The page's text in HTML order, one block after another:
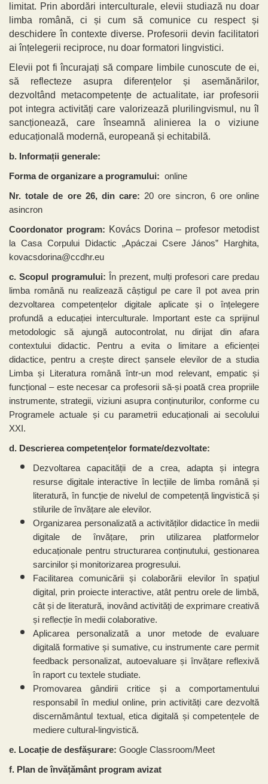
limitat. Prin abordări interculturale, elevii studiază nu doar
limba română, ci și cum să comunice cu respect și
deschidere în contexte diverse. Profesorii devin facilitatori
ai înțelegerii reciproce, nu doar formatori lingvistici.
Elevii pot fi încurajați să compare limbile cunoscute de ei,
să reflecteze asupra diferențelor și asemănărilor,
dezvoltând metacompetențe de actualitate, iar profesorii
pot integra activități care valorizează plurilingvismul, nu îl
sancționează, care înseamnă alinierea la o viziune
educațională modernă, europeană și echitabilă.
b. Informații generale:
Forma de organizare a programului: online
Nr. totale de ore 26, din care: 20 ore sincron, 6 ore online
asincron
Coordonator program: Kovács Dorina – profesor metodist
la Casa Corpului Didactic „Apáczai Csere János” Harghita,
kovacsdorina@ccdhr.eu
c. Scopul programului: În prezent, mulți profesori care predau
limba română nu realizează câștigul pe care îl pot avea prin
dezvoltarea competențelor digitale aplicate și o înțelegere
profundă a educației interculturale. Important este ca sprijinul
metodologic să ajungă autocontrolat, nu dirijat din afara
contextului didactic. Pentru a evita o limitare a eficienței
didactice, pentru a crește direct șansele elevilor de a studia
Limba și Literatura română într-un mod relevant, empatic și
funcțional – este necesar ca profesorii să-și poată crea propriile
instrumente, strategii, viziuni asupra conținuturilor, conforme cu
Programele actuale și cu parametrii educaționali ai secolului
XXI.
d. Descrierea competențelor formate/dezvoltate:
Dezvoltarea capacității de a crea, adapta și integra
resurse digitale interactive în lecțiile de limba română și
literatură, în funcție de nivelul de competență lingvistică și
stilurile de învățare ale elevilor.
Organizarea personalizată a activităților didactice în medii
digitale de învățare, prin utilizarea platformelor
educaționale pentru structurarea conținutului, gestionarea
sarcinilor și monitorizarea progresului.
Facilitarea comunicării și colaborării elevilor în spațiul
digital, prin proiecte interactive, atât pentru orele de limbă,
cât și de literatură, inovând activități de exprimare creativă
și reflecție în medii colaborative.
Aplicarea personalizată a unor metode de evaluare
digitală formative și sumative, cu instrumente care permit
feedback personalizat, autoevaluare și învățare reflexivă
în raport cu textele studiate.
Promovarea gândirii critice și a comportamentului
responsabil în mediul online, prin activități care dezvoltă
discernământul textual, etica digitală și competențele de
mediere cultural-lingvistică.
e. Locație de desfășurare: Google Classroom/Meet
f. Plan de învățământ program avizat